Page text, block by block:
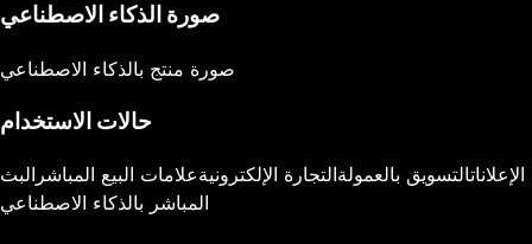
صورة الذكاء الاصطناعي
صورة منتج بالذكاء الاصطناعي
حالات الاستخدام
الإعلاناتالتسويق بالعمولةالتجارة الإلكترونيةعلامات البيع المباشر البث
المباشر بالذكاء الاصطناعي